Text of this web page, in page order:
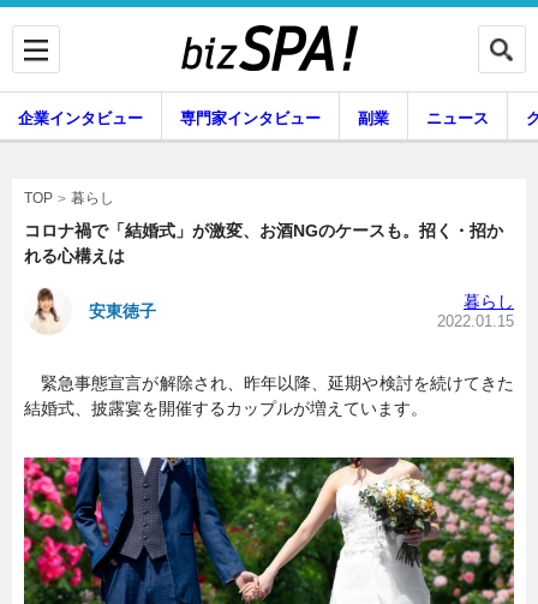
専門家インタビュー
副業 ニュース
グルメ スキル
暮らし エンタメ
企業インタビュー 専門家インタビュー 副業 ニュース
TOP 暮らし
コロナ禍で「結婚式」が激変、お酒NGのケースも。招く・招か
れる心構えは
安東徳子 暮らし
2022.01.15
緊急事態宣言が解除され、昨年以降、延期や検討を続けてきた
結婚式、披露宴を開催するカップルが増えています。